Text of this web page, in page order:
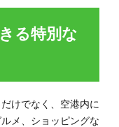
る特別な
けでなく、空港内に
メ、ショッピングな